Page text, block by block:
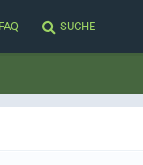
FAQ SUCHE